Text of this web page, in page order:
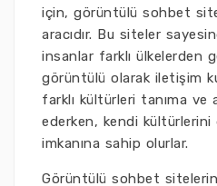
için, görüntülü sohbet
aracıdır. Bu siteler
insanlar farklı ülkelerden
görüntülü olarak iletişim
farklı kültürleri tanıma ve
ederken, kendi kültürlerini
imkanına sahip olurlar.
Görüntülü sohbet